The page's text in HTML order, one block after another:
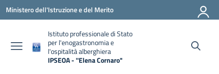
Vai ai contenuti
Vai al menu di navigazione
Vai al footer
Ministero dell'Istruzione e del Merito
Istituto professionale di Stato
per l'enogastronomia e
l'ospitalità alberghiera
IPSEOA - ''Elena Cornaro"